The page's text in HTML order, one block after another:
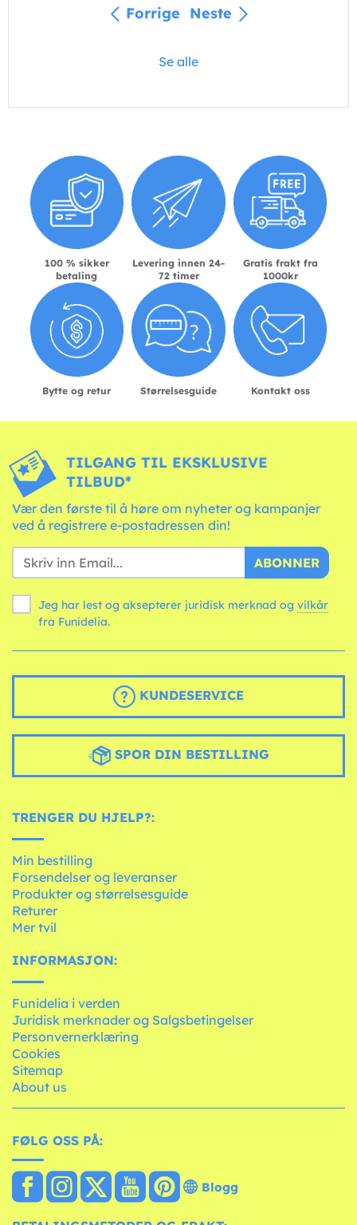
Forrige Neste
Se alle
100 % sikker
betaling
Levering innen 24-
72 timer
Gratis frakt fra
1000kr
Bytte og retur Størrelsesguide Kontakt oss
TILGANG TIL EKSKLUSIVE
TILBUD*
Vær den første til å høre om nyheter og kampanjer
ved å registrere e-postadressen din!
ABONNER
Jeg har lest og aksepterer juridisk merknad og vilkår
fra Funidelia.
KUNDESERVICE
SPOR DIN BESTILLING
TRENGER DU HJELP?:
Min bestilling
Forsendelser og leveranser
Produkter og størrelsesguide
Returer
Mer tvil
INFORMASJON:
Funidelia i verden
Juridisk merknader og Salgsbetingelser
Personvernerklæring
Cookies
Sitemap
About us
FØLG OSS PÅ:
Blogg